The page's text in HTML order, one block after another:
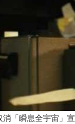
「瞬息全宇宙」宣